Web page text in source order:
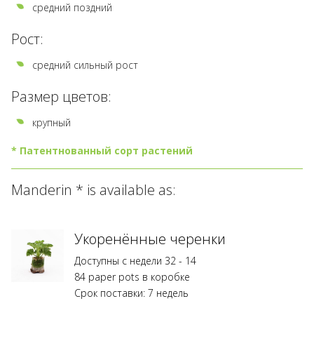
средний поздний
Рост:
средний сильный рост
Размер цветов:
крупный
* Патентнованный сорт растений
виды
правами
селекционеров
Manderin * is available as:
Укоренённые черенки
Доступны с недели 32 - 14
84 paper pots в коробке
Срок поставки: 7 недель